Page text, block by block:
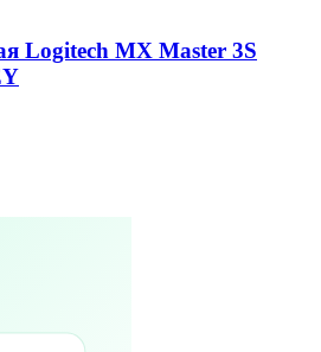
Logitech MX Master 3S